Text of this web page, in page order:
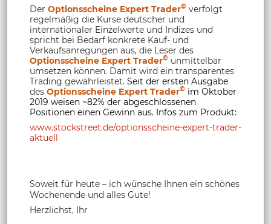
Der Optionsscheine Expert Trader© verfolgt
regelmäßig die Kurse deutscher und
internationaler Einzelwerte und Indizes und
spricht bei Bedarf konkrete Kauf- und
Verkaufsanregungen aus, die Leser des
Optionsscheine Expert Trader© unmittelbar
umsetzen können. Damit wird ein transparentes
Trading gewährleistet. Seit der ersten Ausgabe
des Optionsscheine Expert Trader© im Oktober
2019 weisen ~82% der abgeschlossenen
Positionen einen Gewinn aus. Infos zum Produkt:
www.stockstreet.de/optionsscheine-expert-trader-
aktuell
Soweit für heute – ich wünsche Ihnen ein schönes
Wochenende und alles Gute!
Herzlichst, Ihr